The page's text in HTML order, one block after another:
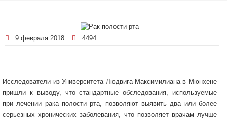
9 февраля 2018 4494
Исследователи из Университета Людвига-Максимилиана в Мюнхене
пришли к выводу, что стандартные обследования, используемые
при лечении рака полости рта, позволяют выявить два или более
серьезных хронических заболевания, что позволяет врачам лучше